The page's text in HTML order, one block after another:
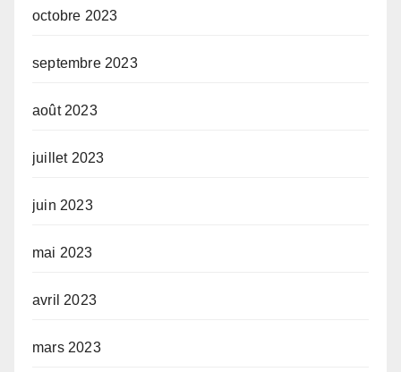
octobre 2023
septembre 2023
août 2023
juillet 2023
juin 2023
mai 2023
avril 2023
mars 2023